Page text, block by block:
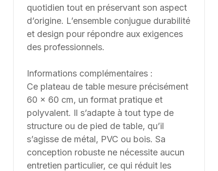
quotidien tout en préservant son aspect
d’origine. L’ensemble conjugue durabilité
et design pour répondre aux exigences
des professionnels.
Informations complémentaires :
Ce plateau de table mesure précisément
60 × 60 cm, un format pratique et
polyvalent. Il s’adapte à tout type de
structure ou de pied de table, qu’il
s’agisse de métal, PVC ou bois. Sa
conception robuste ne nécessite aucun
entretien particulier, ce qui réduit les